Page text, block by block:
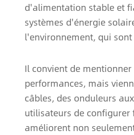
d'alimentation stable et
systèmes d'énergie
l'environnement, qui
Il convient de
performances, mais
câbles, des onduleurs
utilisateurs de configurer
améliorent non